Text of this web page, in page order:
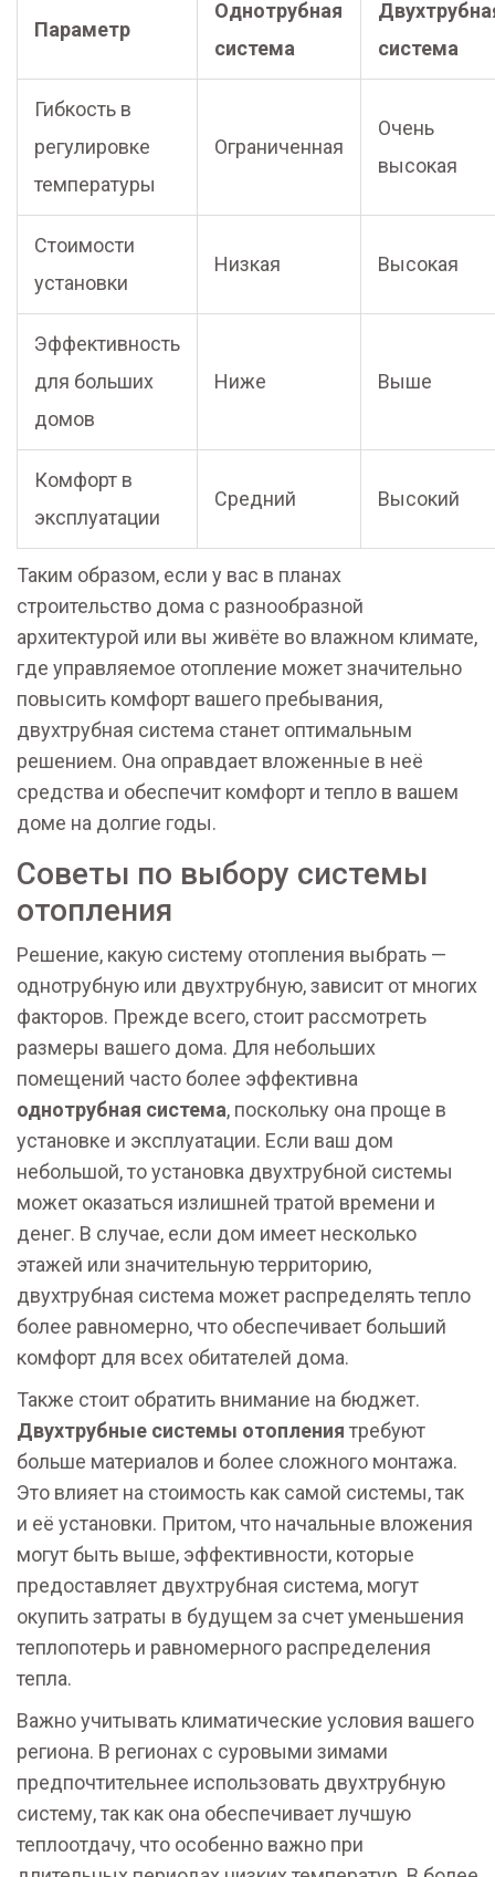
Параметр
Однотрубная
система
система
Гибкость в
регулировке
температуры
Ограниченная
Очень
высокая
Стоимости
установки
Низкая Высокая
Эффективность
для больших
домов
Ниже Выше
Комфорт в
эксплуатации
Средний Высокий
Таким образом, если у вас в планах
строительство дома с разнообразной
архитектурой или вы живёте во влажном климате,
где управляемое отопление может значительно
повысить комфорт вашего пребывания,
двухтрубная система станет оптимальным
решением. Она оправдает вложенные в неё
средства и обеспечит комфорт и тепло в вашем
доме на долгие годы.
Советы по выбору системы
отопления
Решение, какую систему отопления выбрать —
однотрубную или двухтрубную, зависит от многих
факторов. Прежде всего, стоит рассмотреть
размеры вашего дома. Для небольших
помещений часто более эффективна
однотрубная система, поскольку она проще в
установке и эксплуатации. Если ваш дом
небольшой, то установка двухтрубной системы
может оказаться излишней тратой времени и
денег. В случае, если дом имеет несколько
этажей или значительную территорию,
двухтрубная система может распределять тепло
более равномерно, что обеспечивает больший
комфорт для всех обитателей дома.
Также стоит обратить внимание на бюджет.
Двухтрубные системы отопления требуют
больше материалов и более сложного монтажа.
Это влияет на стоимость как самой системы, так
и её установки. Притом, что начальные вложения
могут быть выше, эффективности, которые
предоставляет двухтрубная система, могут
окупить затраты в будущем за счет уменьшения
теплопотерь и равномерного распределения
тепла.
Важно учитывать климатические условия вашего
региона. В регионах с суровыми зимами
предпочтительнее использовать двухтрубную
систему, так как она обеспечивает лучшую
теплоотдачу, что особенно важно при